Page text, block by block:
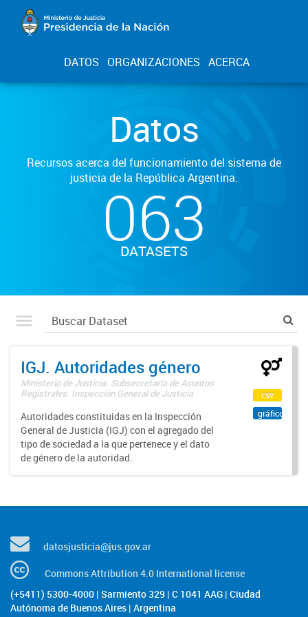
DATOS ORGANIZACIONES ACERCA
Datos
Recursos acerca del funcionamiento del sistema de
justicia de la República Argentina.
063
DATASETS
IGJ. Autoridades género
Ministerio de Justicia. Subsecretaría de Asuntos
Registrales. Inspección General de Justicia
Autoridades constituidas en la Inspección
General de Justicia (IGJ) con el agregado del
tipo de sociedad a la que pertenece y el dato
de género de la autoridad.
csv
gráfico
datosjusticia@jus.gov.ar
Commons Attribution 4.0 International license
(+5411) 5300-4000 | Sarmiento 329 | C 1041 AAG | Ciudad
Autónoma de Buenos Aires | Argentina